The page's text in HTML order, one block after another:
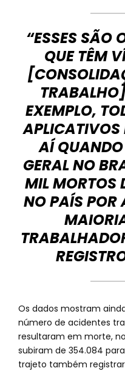
“ESSES SÃO
QUE TÊM
EXEMPLO,
APLICATIVOS
AÍ
GERAL NO
MIL MORTOS
NO PAÍS POR
Os dados mostram
número de acidentes
resultaram em morte,
subiram de 354.084
trajeto também